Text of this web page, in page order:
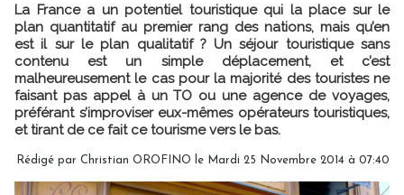
La France a un potentiel touristique qui la place sur le
plan quantitatif au premier rang des nations, mais qu’en
est il sur le plan qualitatif ? Un séjour touristique sans
contenu est un simple déplacement, et c’est
malheureusement le cas pour la majorité des touristes ne
faisant pas appel à un TO ou une agence de voyages,
préférant s’improviser eux-mêmes opérateurs touristiques,
et tirant de ce fait ce tourisme vers le bas.
Rédigé par Christian OROFINO le Mardi 25 Novembre 2014 à 07:40